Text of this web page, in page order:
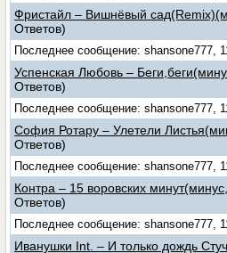
Фристайл – Вишнёвый
Ответов)
Последнее сообщение: shansone777,
Успенская Любовь –
Ответов)
Последнее сообщение: shansone777,
София Ротару – Улетели
Ответов)
Последнее сообщение: shansone777,
Контра – 15 воровских
Ответов)
Последнее сообщение: shansone777,
Иванушки Int. – И только дождь